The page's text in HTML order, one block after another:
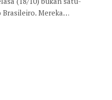
Brasileiro. Mereka…